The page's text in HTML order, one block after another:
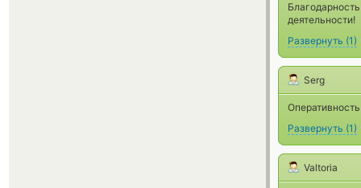
деятельности!
Развернуть (1)
Serg
Развернуть (1)
Valtoria